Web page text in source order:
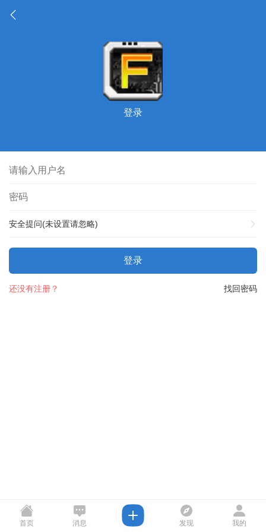
登录
安全提问(未设置请忽略)
登录
找回密码
还没有注册？
首页 消息 发现 我的